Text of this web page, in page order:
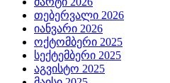
თებერვალი 2026
იანვარი 2026
ოქტომბერი 2025
სექტემბერი 2025
აგვისტო 2025